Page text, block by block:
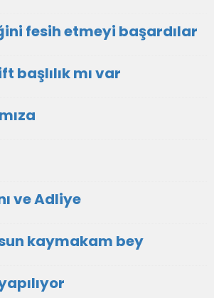
fesih etmeyi başardılar
başlılık mı var
ve Adliye
kaymakam bey